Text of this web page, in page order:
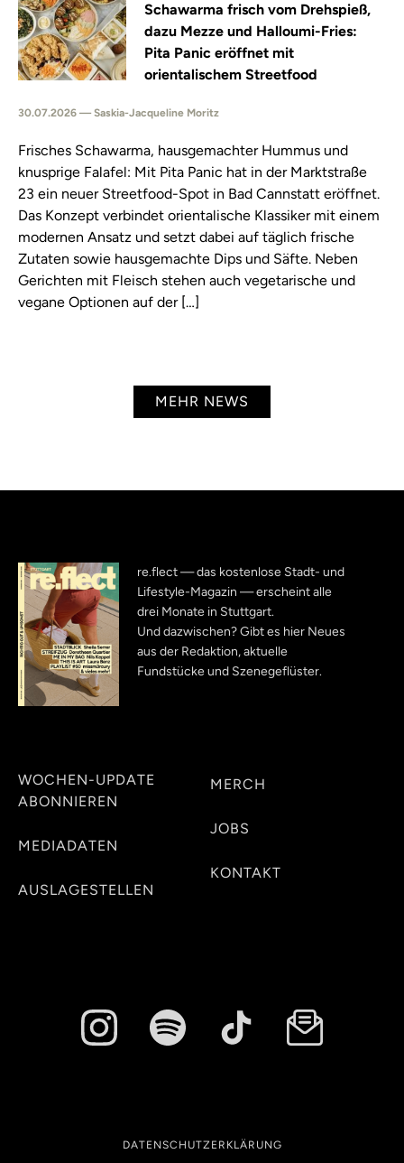
Schawarma frisch vom Drehspieß,
dazu Mezze und Halloumi-Fries:
Pita Panic eröffnet mit
orientalischem Streetfood
30.07.2026 — Saskia-Jacqueline Moritz
Frisches Schawarma, hausgemachter Hummus und
knusprige Falafel: Mit Pita Panic hat in der Marktstraße
23 ein neuer Streetfood-Spot in Bad Cannstatt eröffnet.
Das Konzept verbindet orientalische Klassiker mit einem
modernen Ansatz und setzt dabei auf täglich frische
Zutaten sowie hausgemachte Dips und Säfte. Neben
Gerichten mit Fleisch stehen auch vegetarische und
vegane Optionen auf der […]
MEHR NEWS
re.flect — das kostenlose Stadt- und
Lifestyle-Magazin — erscheint alle
drei Monate in Stuttgart.
Und dazwischen? Gibt es hier Neues
aus der Redaktion, aktuelle
Fundstücke und Szenegeflüster.
WOCHEN-UPDATE
ABONNIEREN
MEDIADATEN
AUSLAGESTELLEN
MERCH
JOBS
KONTAKT
DATENSCHUTZERKLÄRUNG